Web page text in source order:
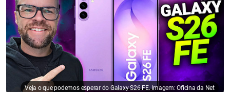
Veja o que podemos esperar do Galaxy S26 FE. Imagem: Oficina da Net